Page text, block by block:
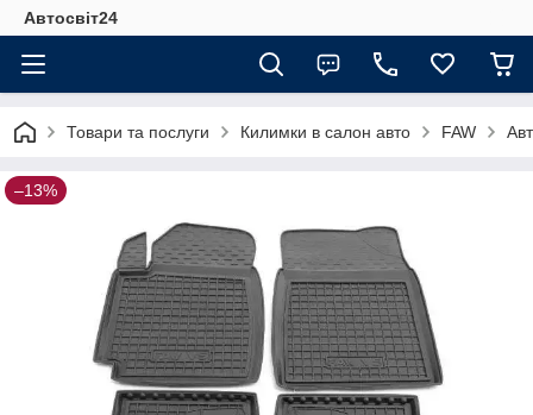
Автосвіт24
Товари та послуги Килимки в салон авто FAW
–13%